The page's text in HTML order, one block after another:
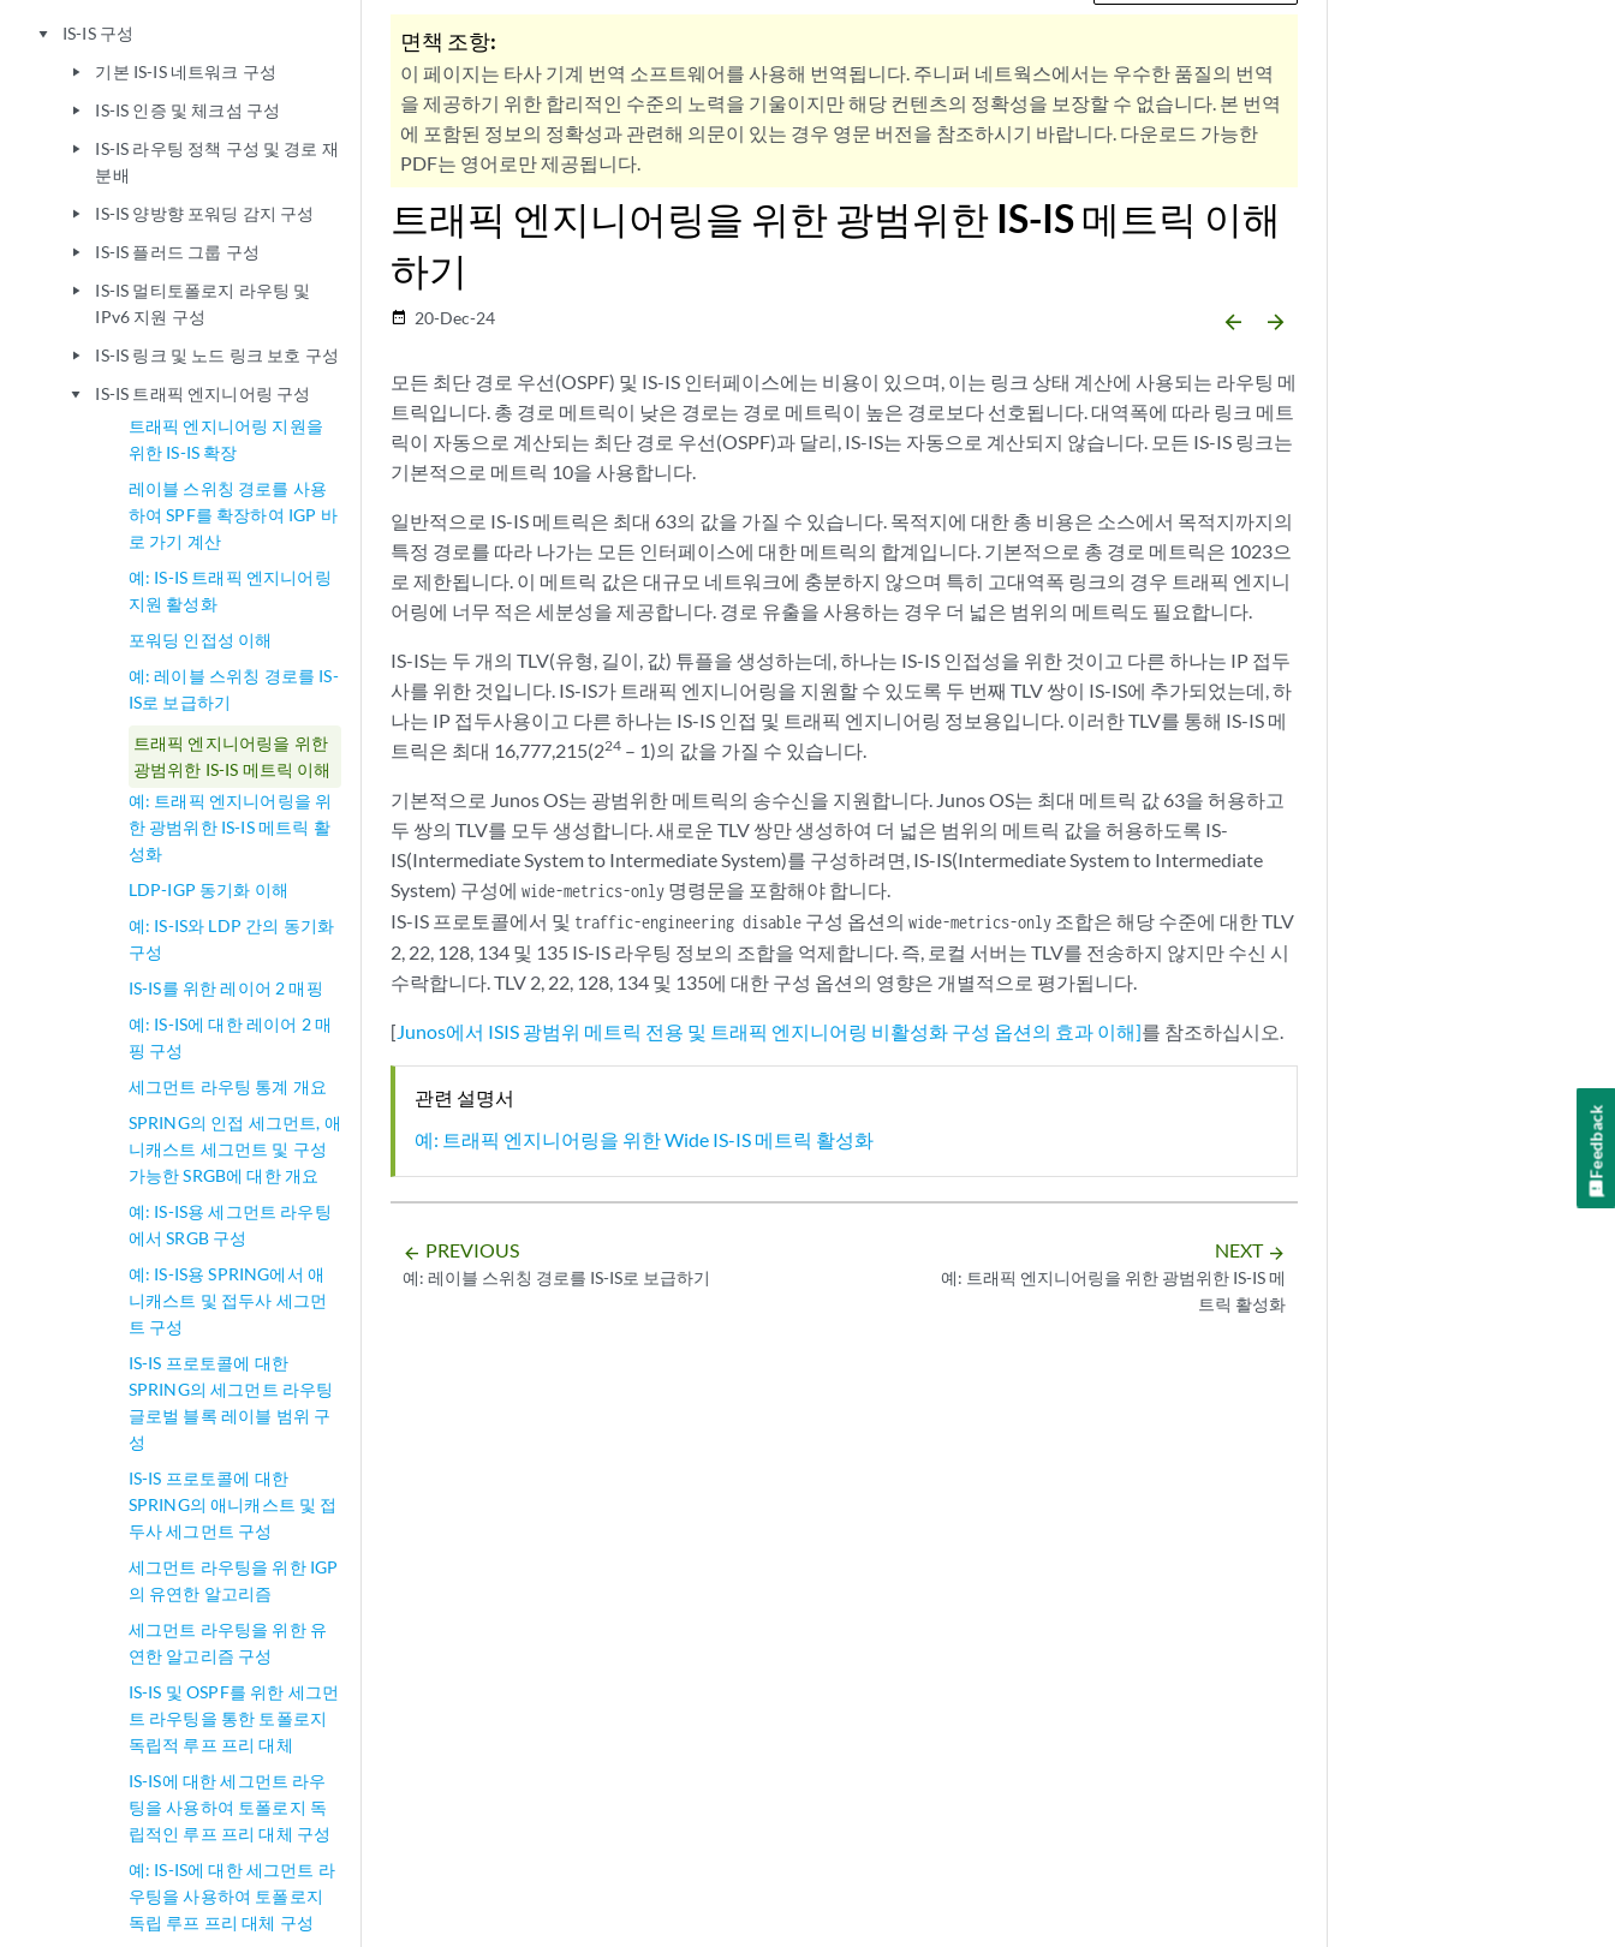
play_arrow IS-IS 구성
play_arrow 기본 IS-IS 네트워크 구성
play_arrow IS-IS 인증 및 체크섬 구성
play_arrow
IS-IS 라우팅 정책 구성 및 경로 재
분배
play_arrow IS-IS 양방향 포워딩 감지 구성
play_arrow IS-IS 플러드 그룹 구성
play_arrow
IS-IS 멀티토폴로지 라우팅 및
IPv6 지원 구성
play_arrow IS-IS 링크 및 노드 링크 보호 구성
play_arrow
IS-IS 트래픽 엔지니어링 구성
트래픽 엔지니어링 지원을
위한 IS-IS 확장
레이블 스위칭 경로를 사용
하여 SPF를 확장하여 IGP 바
로 가기 계산
예: IS-IS 트래픽 엔지니어링
지원 활성화
포워딩 인접성 이해
예: 레이블 스위칭 경로를 IS-
IS로 보급하기
트래픽 엔지니어링을 위한
광범위한 IS-IS 메트릭 이해
예: 트래픽 엔지니어링을 위
한 광범위한 IS-IS 메트릭 활
성화
LDP-IGP 동기화 이해
예: IS-IS와 LDP 간의 동기화
구성
IS-IS를 위한 레이어 2 매핑
예: IS-IS에 대한 레이어 2 매
핑 구성
세그먼트 라우팅 통계 개요
SPRING의 인접 세그먼트, 애
니캐스트 세그먼트 및 구성
가능한 SRGB에 대한 개요
예: IS-IS용 세그먼트 라우팅
에서 SRGB 구성
예: IS-IS용 SPRING에서 애
니캐스트 및 접두사 세그먼
트 구성
IS-IS 프로토콜에 대한
SPRING의 세그먼트 라우팅
글로벌 블록 레이블 범위 구
성
IS-IS 프로토콜에 대한
SPRING의 애니캐스트 및 접
두사 세그먼트 구성
세그먼트 라우팅을 위한 IGP
의 유연한 알고리즘
세그먼트 라우팅을 위한 유
연한 알고리즘 구성
IS-IS 및 OSPF를 위한 세그먼
트 라우팅을 통한 토폴로지
독립적 루프 프리 대체
IS-IS에 대한 세그먼트 라우
팅을 사용하여 토폴로지 독
립적인 루프 프리 대체 구성
예: IS-IS에 대한 세그먼트 라
우팅을 사용하여 토폴로지
독립 루프 프리 대체 구성
면책 조항:
이 페이지는 타사 기계 번역 소프트웨어를 사용해 번역됩니다. 주니퍼 네트웍스에서는 우수한 품질의 번역
을 제공하기 위한 합리적인 수준의 노력을 기울이지만 해당 컨텐츠의 정확성을 보장할 수 없습니다. 본 번역
에 포함된 정보의 정확성과 관련해 의문이 있는 경우 영문 버전을 참조하시기 바랍니다. 다운로드 가능한
PDF는 영어로만 제공됩니다.
트래픽 엔지니어링을 위한 광범위한 IS-IS 메트릭 이해
하기
date_range 20-Dec-24 arrow_backward arrow_forward
모든 최단 경로 우선(OSPF) 및 IS-IS 인터페이스에는 비용이 있으며, 이는 링크 상태 계산에 사용되는 라우팅 메
트릭입니다. 총 경로 메트릭이 낮은 경로는 경로 메트릭이 높은 경로보다 선호됩니다. 대역폭에 따라 링크 메트
릭이 자동으로 계산되는 최단 경로 우선(OSPF)과 달리, IS-IS는 자동으로 계산되지 않습니다. 모든 IS-IS 링크는
기본적으로 메트릭 10을 사용합니다.
일반적으로 IS-IS 메트릭은 최대 63의 값을 가질 수 있습니다. 목적지에 대한 총 비용은 소스에서 목적지까지의
특정 경로를 따라 나가는 모든 인터페이스에 대한 메트릭의 합계입니다. 기본적으로 총 경로 메트릭은 1023으
로 제한됩니다. 이 메트릭 값은 대규모 네트워크에 충분하지 않으며 특히 고대역폭 링크의 경우 트래픽 엔지니
어링에 너무 적은 세분성을 제공합니다. 경로 유출을 사용하는 경우 더 넓은 범위의 메트릭도 필요합니다.
IS-IS는 두 개의 TLV(유형, 길이, 값) 튜플을 생성하는데, 하나는 IS-IS 인접성을 위한 것이고 다른 하나는 IP 접두
사를 위한 것입니다. IS-IS가 트래픽 엔지니어링을 지원할 수 있도록 두 번째 TLV 쌍이 IS-IS에 추가되었는데, 하
나는 IP 접두사용이고 다른 하나는 IS-IS 인접 및 트래픽 엔지니어링 정보용입니다. 이러한 TLV를 통해 IS-IS 메
트릭은 최대 16,777,215(224 – 1)의 값을 가질 수 있습니다.
기본적으로 Junos OS는 광범위한 메트릭의 송수신을 지원합니다. Junos OS는 최대 메트릭 값 63을 허용하고
두 쌍의 TLV를 모두 생성합니다. 새로운 TLV 쌍만 생성하여 더 넓은 범위의 메트릭 값을 허용하도록 IS-
IS(Intermediate System to Intermediate System)를 구성하려면, IS-IS(Intermediate System to Intermediate
System) 구성에 wide-metrics-only 명령문을 포함해야 합니다.
IS-IS 프로토콜에서 및 traffic-engineering disable 구성 옵션의 wide-metrics-only 조합은 해당 수준에 대한 TLV
2, 22, 128, 134 및 135 IS-IS 라우팅 정보의 조합을 억제합니다. 즉, 로컬 서버는 TLV를 전송하지 않지만 수신 시
수락합니다. TLV 2, 22, 128, 134 및 135에 대한 구성 옵션의 영향은 개별적으로 평가됩니다.
[Junos에서 ISIS 광범위 메트릭 전용 및 트래픽 엔지니어링 비활성화 구성 옵션의 효과 이해]를 참조하십시오.
관련 설명서
예: 트래픽 엔지니어링을 위한 Wide IS-IS 메트릭 활성화
arrow_backward PREVIOUS
예: 레이블 스위칭 경로를 IS-IS로 보급하기
NEXT arrow_forward
예: 트래픽 엔지니어링을 위한 광범위한 IS-IS 메
트릭 활성화
Feedback